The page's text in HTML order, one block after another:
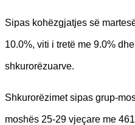
Sipas kohëzgjatjes së
10.0%, viti i tretë me 9.0%
shkurorëzuarve.
Shkurorëzimet sipas grup-
moshës 25-29 vjeçare me